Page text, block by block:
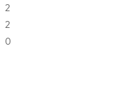
2
2
0